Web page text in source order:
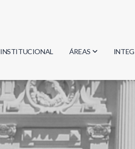
INSTITUCIONAL ÁREAS
Biología
Física
Geociencias
Informática